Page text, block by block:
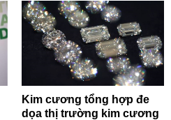
Kim cương tổng hợp đe
dọa thị trường kim cương